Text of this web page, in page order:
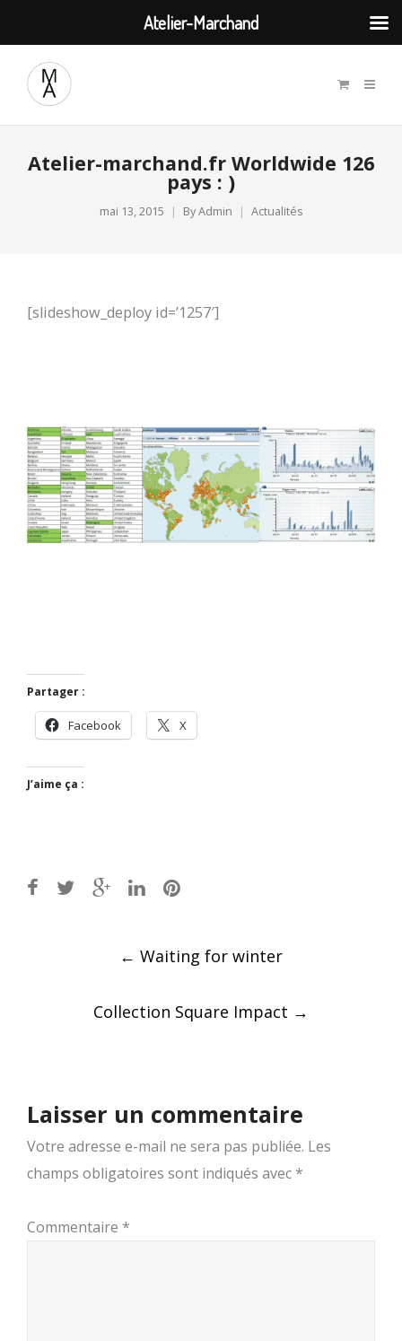
Atelier-marchand.fr Worldwide 126
pays : )
mai 13, 2015 ByAdmin Actualités
[slideshow_deploy id=’1257′]
Partager :
Facebook X
J’aime ça :
← Waiting for winter
Collection Square Impact →
Laisser un commentaire
Votre adresse e-mail ne sera pas publiée. Les
champs obligatoires sont indiqués avec *
Commentaire *
Atelier-Marchand